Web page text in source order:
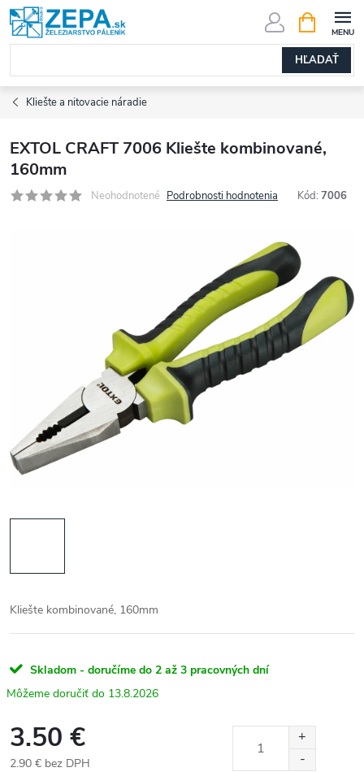
Prejsť
na
obsah
HĽADAŤ
KOŠÍK
Kliešte a nitovacie náradie
EXTOL CRAFT 7006 Kliešte kombinované,
160mm
Neohodnotené Podrobnosti hodnotenia Kód: 7006
Kliešte kombinované, 160mm
Skladom - doručíme do 2 až 3 pracovných dní
13.8.2026
3.50 €
2.90 € bez DPH